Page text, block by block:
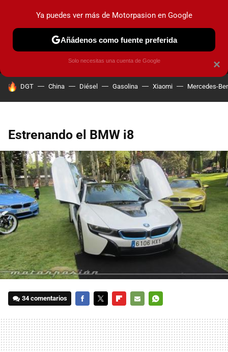
MENÚ NUEVO
COCHES ELÉCTRICOS OBSERVATORIO
HOY SE HABLA DE
DGT China Diésel Gasolina Xiaomi Mercedes-
Estrenando el BMW i8
34 comentarios
MAIL
×
Ya puedes ver más de Motorpasion en Google
Añádenos como fuente preferida
Solo necesitas una cuenta de Google